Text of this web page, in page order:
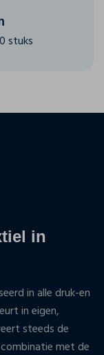
stuks
in
in alle druk-en
in eigen,
steeds de
met de